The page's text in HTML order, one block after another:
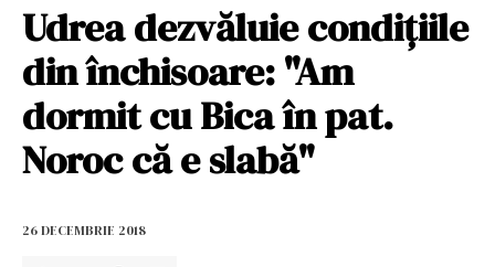
Udrea dezvăluie condițiile
din închisoare: "Am
dormit cu Bica în pat.
Noroc că e slabă"
26 DECEMBRIE 2018